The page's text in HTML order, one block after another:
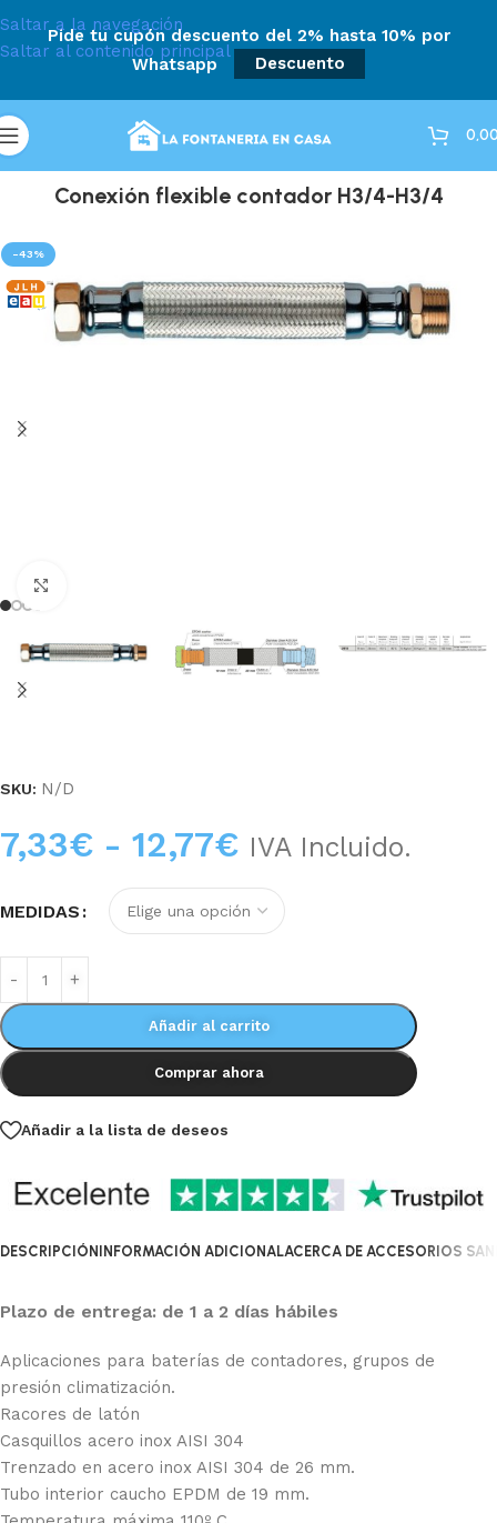
Saltar a la navegación
Saltar al contenido principal
Pide tu cupón descuento del 2% hasta 10% por
Whatsapp
Descuento
Conexión flexible contador H3/4-H3/4
-43%
SKU: N/D
7,33€ - 12,77€ IVA Incluido.
MEDIDAS
Añadir al carrito
Comprar ahora
Añadir a la lista de deseos
DESCRIPCIÓN INFORMACIÓN ADICIONALACERCA DE ACCESORIOS
Plazo de entrega: de 1 a 2 días hábiles
Aplicaciones para baterías de contadores, grupos de
presión climatización.
Racores de latón
Casquillos acero inox AISI 304
Trenzado en acero inox AISI 304 de 26 mm.
Tubo interior caucho EPDM de 19 mm.